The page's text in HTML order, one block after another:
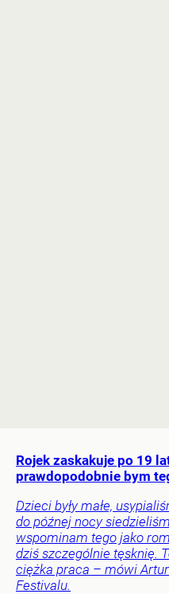
Rojek zaskakuje po 19
prawdopodobnie bym
Dzieci były małe,
do późnej nocy
wspominam tego jako
dziś szczególnie tęsknię.
ciężka praca – mówi
Festivalu.